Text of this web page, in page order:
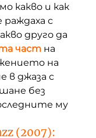
какво и как
с
друго да
част на
на
джаза с
без
му
(2007):